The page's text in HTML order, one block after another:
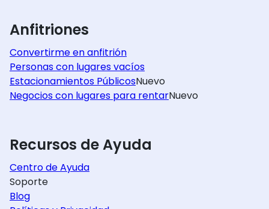
Anfitriones
Convertirme en anfitrión
Personas con lugares vacíos
Estacionamientos PúblicosNuevo
Negocios con lugares para rentarNuevo
Recursos de Ayuda
Centro de Ayuda
Soporte
Blog